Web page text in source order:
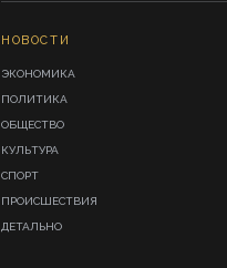
НОВОСТИ
ЭКОНОМИКА
ПОЛИТИКА
ОБЩЕСТВО
КУЛЬТУРА
СПОРТ
ПРОИСШЕСТВИЯ
ДЕТАЛЬНО